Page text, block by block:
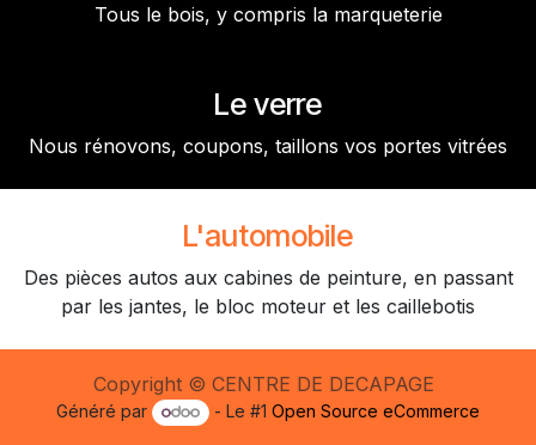
Tous le bois, y compris la marqueterie
Le verre
Nous rénovons, coupons, taillons vos portes vitrées
L'automobile
Des pièces autos aux cabines de peinture, en passant
par les jantes, le bloc moteur et les caillebotis
Copyright © CENTRE DE DECAPAGE
Généré par - Le #1Open Source eCommerce